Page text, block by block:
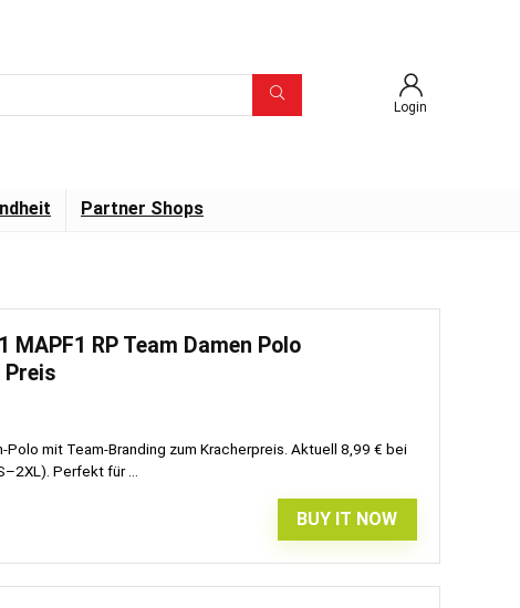
Login
Partner Shops
MAPF1 RP Team Damen Polo
mit Team-Branding zum Kracherpreis. Aktuell 8,99 € bei
Perfekt für ...
BUY IT NOW